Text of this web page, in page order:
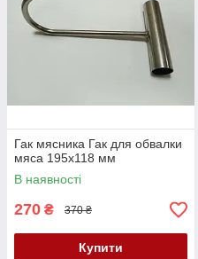
Гак мясника Гак для обвалки
мяса 195х118 мм
В наявності
270 ₴ 370 ₴
Купити